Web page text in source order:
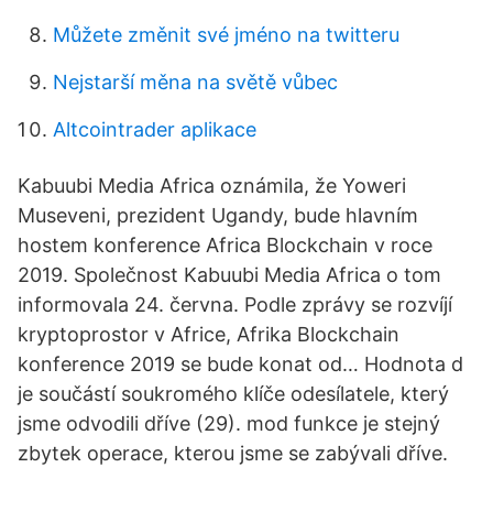
Můžete změnit své jméno na twitteru
Nejstarší měna na světě vůbec
Altcointrader aplikace
Kabuubi Media Africa oznámila, že Yoweri
Museveni, prezident Ugandy, bude hlavním
hostem konference Africa Blockchain v roce
2019. Společnost Kabuubi Media Africa o tom
informovala 24. června. Podle zprávy se rozvíjí
kryptoprostor v Africe, Afrika Blockchain
konference 2019 se bude konat od… Hodnota d
je součástí soukromého klíče odesílatele, který
jsme odvodili dříve (29). mod funkce je stejný
zbytek operace, kterou jsme se zabývali dříve.